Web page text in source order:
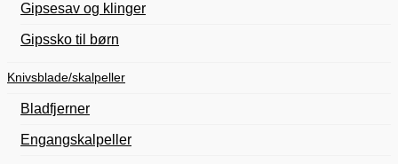
Gipsesav og klinger
Gipssko til børn
Knivsblade/skalpeller
Bladfjerner
Engangskalpeller